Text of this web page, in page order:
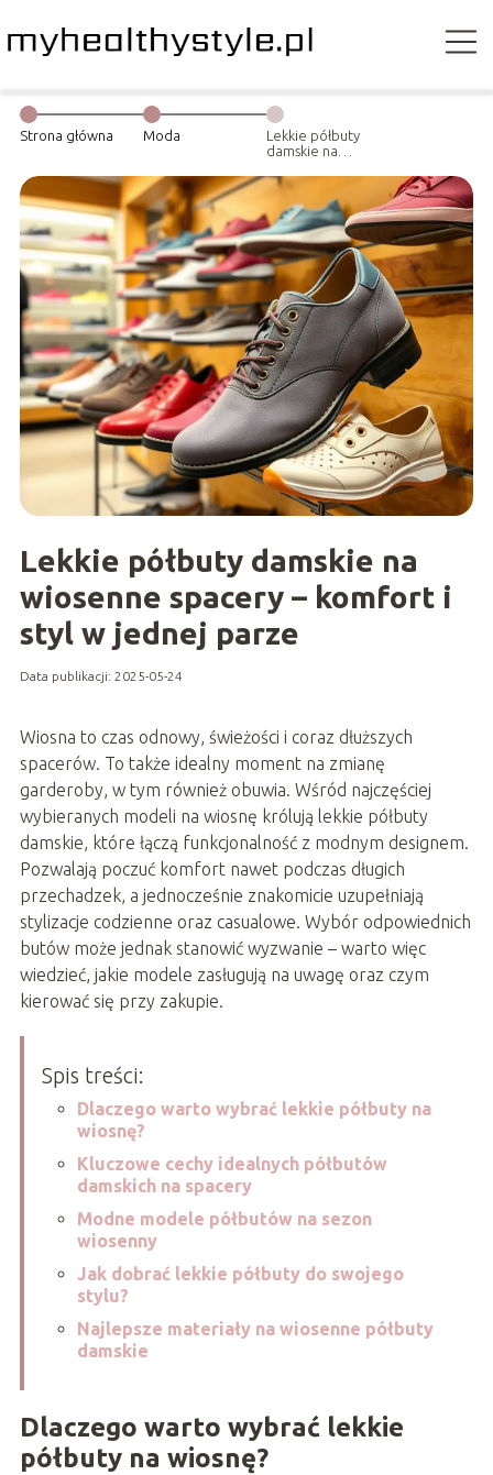
Strona główna Moda
Lekkie półbuty
damskie na
spacery –
komfort i styl w
jednej parze
Lekkie półbuty damskie na
wiosenne spacery – komfort i
styl w jednej parze
Data publikacji: 2025-05-24
Wiosna to czas odnowy, świeżości i coraz dłuższych
spacerów. To także idealny moment na zmianę
garderoby, w tym również obuwia. Wśród najczęściej
wybieranych modeli na wiosnę królują lekkie półbuty
damskie, które łączą funkcjonalność z modnym designem.
Pozwalają poczuć komfort nawet podczas długich
przechadzek, a jednocześnie znakomicie uzupełniają
stylizacje codzienne oraz casualowe. Wybór odpowiednich
butów może jednak stanowić wyzwanie – warto więc
wiedzieć, jakie modele zasługują na uwagę oraz czym
kierować się przy zakupie.
Spis treści:
Dlaczego warto wybrać lekkie półbuty na
wiosnę?
Kluczowe cechy idealnych półbutów
damskich na spacery
Modne modele półbutów na sezon
wiosenny
Jak dobrać lekkie półbuty do swojego
stylu?
Najlepsze materiały na wiosenne półbuty
damskie
Dlaczego warto wybrać lekkie
półbuty na wiosnę?